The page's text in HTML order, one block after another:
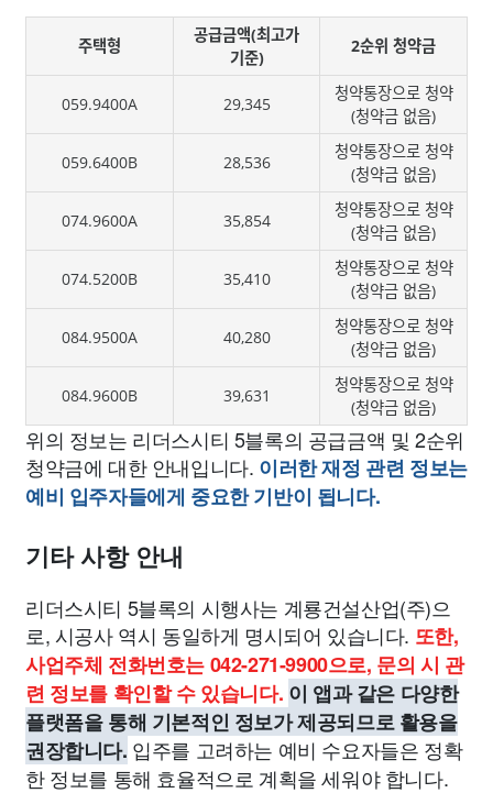
주택형
공급금액(최고가
기준)
2순위 청약금
059.9400A 29,345
청약통장으로 청약
(청약금 없음)
059.6400B 28,536
청약통장으로 청약
(청약금 없음)
074.9600A 35,854
청약통장으로 청약
(청약금 없음)
074.5200B 35,410
청약통장으로 청약
(청약금 없음)
084.9500A 40,280
청약통장으로 청약
(청약금 없음)
084.9600B 39,631
청약통장으로 청약
(청약금 없음)
위의 정보는 리더스시티 5블록의 공급금액 및 2순위
청약금에 대한 안내입니다. 이러한 재정 관련 정보는
예비 입주자들에게 중요한 기반이 됩니다.
기타 사항 안내
리더스시티 5블록의 시행사는 계룡건설산업(주)으
로, 시공사 역시 동일하게 명시되어 있습니다. 또한,
사업주체 전화번호는 042-271-9900으로, 문의 시 관
련 정보를 확인할 수 있습니다. 이 앱과 같은 다양한
플랫폼을 통해 기본적인 정보가 제공되므로 활용을
권장합니다. 입주를 고려하는 예비 수요자들은 정확
한 정보를 통해 효율적으로 계획을 세워야 합니다.